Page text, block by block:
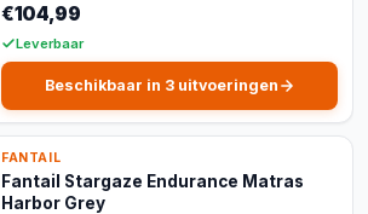
€104,99
Leverbaar
Beschikbaar in 3 uitvoeringen
FANTAIL
Fantail Stargaze Endurance Matras
Harbor Grey